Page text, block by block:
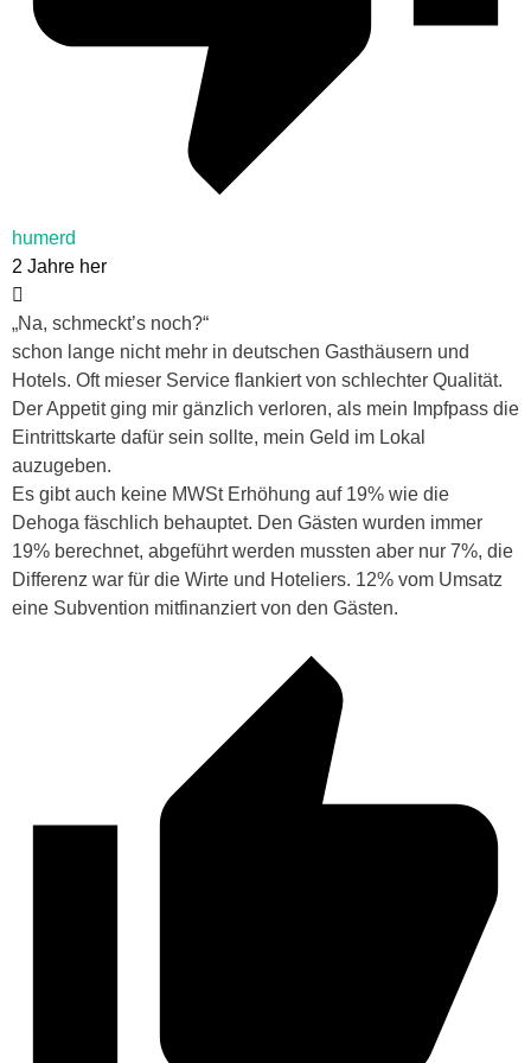
humerd
2 Jahre her
„Na, schmeckt’s noch?“
schon lange nicht mehr in deutschen Gasthäusern und
Hotels. Oft mieser Service flankiert von schlechter Qualität.
Der Appetit ging mir gänzlich verloren, als mein Impfpass die
Eintrittskarte dafür sein sollte, mein Geld im Lokal
auzugeben.
Es gibt auch keine MWSt Erhöhung auf 19% wie die
Dehoga fäschlich behauptet. Den Gästen wurden immer
19% berechnet, abgeführt werden mussten aber nur 7%, die
Differenz war für die Wirte und Hoteliers. 12% vom Umsatz
eine Subvention mitfinanziert von den Gästen.